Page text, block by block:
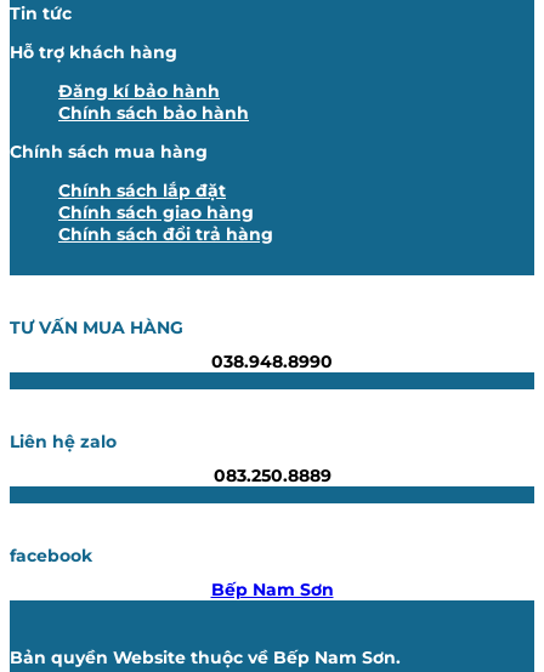
Tin tức
Hỗ trợ khách hàng
Đăng kí bảo hành
Chính sách bảo hành
Chính sách mua hàng
Chính sách lắp đặt
Chính sách giao hàng
Chính sách đổi trả hàng
TƯ VẤN MUA HÀNG
038.948.8990
Liên hệ zalo
083.250.8889
facebook
Bếp Nam Sơn
Bản quyền Website thuộc về Bếp Nam Sơn.